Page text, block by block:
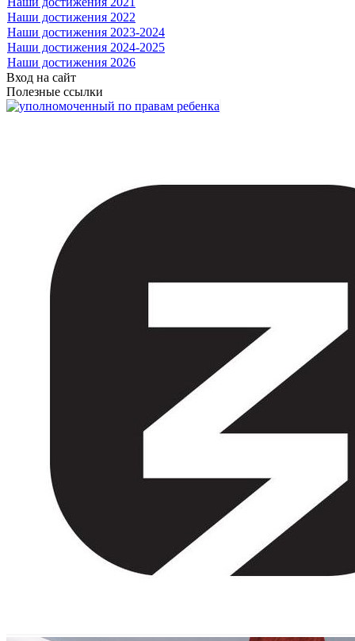
Наши достижения 2022
Наши достижения 2023-2024
Наши достижения 2024-2025
Наши достижения 2026
Вход на сайт
Полезные ссылки